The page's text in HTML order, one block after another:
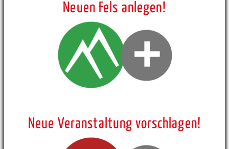
Neuen Fels anlegen!
Neue Veranstaltung vorschlagen!